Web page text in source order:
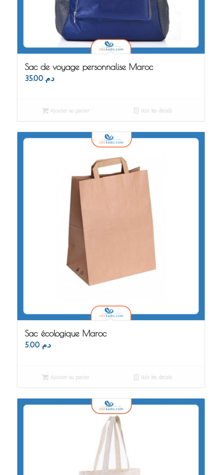
Sac de voyage personnalise Maroc
د.م. 35.00
Ajouter au panier Voir les détails
Sac écologique Maroc
د.م. 5.00
Ajouter au panier Voir les détails